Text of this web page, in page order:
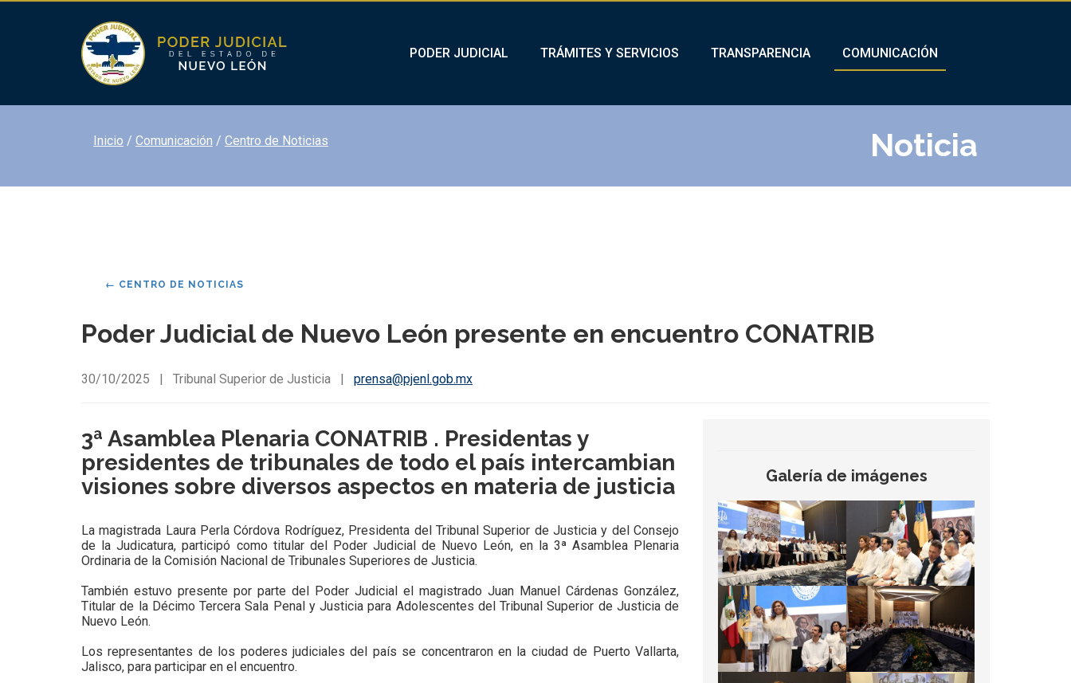
PODER JUDICIAL TRÁMITES Y SERVICIOS TRANSPARENCIA COMUNICACIÓN
Inicio Comunicación Centro de Noticias Noticia
← CENTRO DE NOTICIAS
Poder Judicial de Nuevo León presente en encuentro CONATRIB
30/10/2025 | Tribunal Superior de Justicia | prensa@pjenl.gob.mx
3ª Asamblea Plenaria CONATRIB . Presidentas y
presidentes de tribunales de todo el país intercambian
visiones sobre diversos aspectos en materia de justicia
La magistrada Laura Perla Córdova Rodríguez, Presidenta del Tribunal Superior de Justicia y del Consejo
de la Judicatura, participó como titular del Poder Judicial de Nuevo León, en la 3ª Asamblea Plenaria
Ordinaria de la Comisión Nacional de Tribunales Superiores de Justicia.
También estuvo presente por parte del Poder Judicial el magistrado Juan Manuel Cárdenas González,
Titular de la Décimo Tercera Sala Penal y Justicia para Adolescentes del Tribunal Superior de Justicia de
Nuevo León.
Los representantes de los poderes judiciales del país se concentraron en la ciudad de Puerto Vallarta,
Jalisco, para participar en el encuentro.
Galería de imágenes